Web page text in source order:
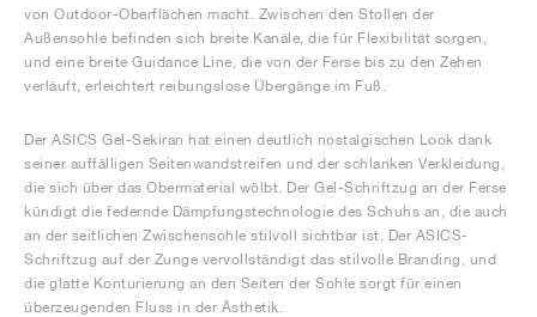
von Outdoor-Oberflächen macht. Zwischen den Stollen der
Außensohle befinden sich breite Kanäle, die für Flexibilität sorgen,
und eine breite Guidance Line, die von der Ferse bis zu den Zehen
verläuft, erleichtert reibungslose Übergänge im Fuß.
Der ASICS Gel-Sekiran hat einen deutlich nostalgischen Look dank
seiner auffälligen Seitenwandstreifen und der schlanken Verkleidung,
die sich über das Obermaterial wölbt. Der Gel-Schriftzug an der Ferse
kündigt die federnde Dämpfungstechnologie des Schuhs an, die auch
an der seitlichen Zwischensohle stilvoll sichtbar ist. Der ASICS-
Schriftzug auf der Zunge vervollständigt das stilvolle Branding, und
die glatte Konturierung an den Seiten der Sohle sorgt für einen
überzeugenden Fluss in der Ästhetik.